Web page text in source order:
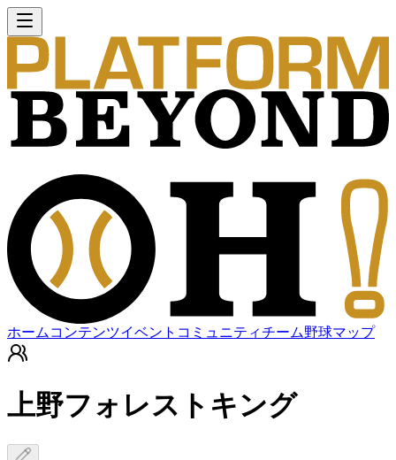
ホーム コンテンツイベント コミュニティチーム野球マップ
上野フォレストキング